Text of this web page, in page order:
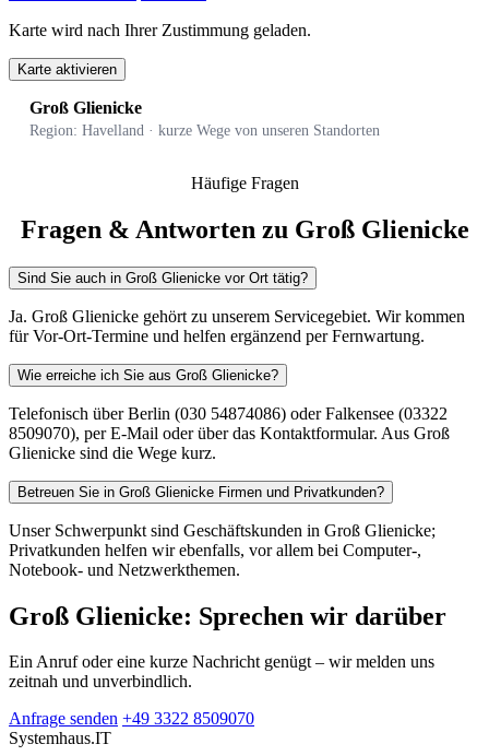
Karte wird nach Ihrer Zustimmung geladen.
Karte aktivieren
Groß Glienicke
Region: Havelland · kurze Wege von unseren Standorten
Häufige Fragen
Fragen & Antworten zu Groß Glienicke
Sind Sie auch in Groß Glienicke vor Ort tätig?
Ja. Groß Glienicke gehört zu unserem Servicegebiet. Wir kommen
für Vor-Ort-Termine und helfen ergänzend per Fernwartung.
Wie erreiche ich Sie aus Groß Glienicke?
Telefonisch über Berlin (030 54874086) oder Falkensee (03322
8509070), per E-Mail oder über das Kontaktformular. Aus Groß
Glienicke sind die Wege kurz.
Betreuen Sie in Groß Glienicke Firmen und Privatkunden?
Unser Schwerpunkt sind Geschäftskunden in Groß Glienicke;
Privatkunden helfen wir ebenfalls, vor allem bei Computer-,
Notebook- und Netzwerkthemen.
Groß Glienicke: Sprechen wir darüber
Ein Anruf oder eine kurze Nachricht genügt – wir melden uns
zeitnah und unverbindlich.
Anfrage senden +49 3322 8509070
Systemhaus.IT